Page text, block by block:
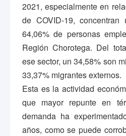
2021, especialmente en
de COVID-19,
64,06% de personas
Región Chorotega. Del
ese sector, un 34,58% son
33,37% migrantes externos.
Esta es la actividad
que mayor repunte en
demanda ha
años, como se puede